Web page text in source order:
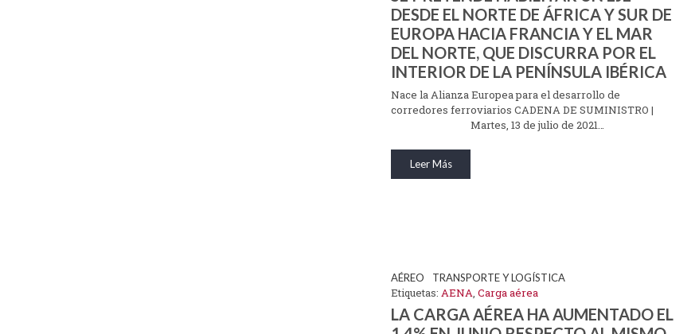
DESDE EL NORTE DE ÁFRICA Y SUR DE
EUROPA HACIA FRANCIA Y EL MAR
DEL NORTE, QUE DISCURRA POR EL
INTERIOR DE LA PENÍNSULA IBÉRICA
Nace la Alianza Europea para el desarrollo de
corredores ferroviarios CADENA DE SUMINISTRO |
Martes, 13 de julio de 2021…
Leer Más
AÉREO TRANSPORTE Y LOGÍSTICA
Etiquetas: AENA, Carga aérea
LA CARGA AÉREA HA AUMENTADO EL